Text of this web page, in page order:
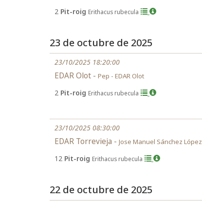
2 Pit-roig Erithacus rubecula
23 de octubre de 2025
23/10/2025 18:20:00
EDAR Olot - Pep - EDAR Olot
2 Pit-roig Erithacus rubecula
23/10/2025 08:30:00
EDAR Torrevieja - Jose Manuel Sánchez López
12 Pit-roig Erithacus rubecula
22 de octubre de 2025